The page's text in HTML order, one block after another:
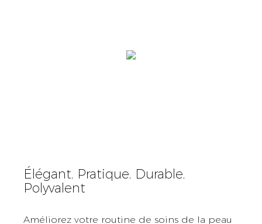
Élégant, Pratique, Durable,
Polyvalent
Améliorez votre routine de soins de la peau